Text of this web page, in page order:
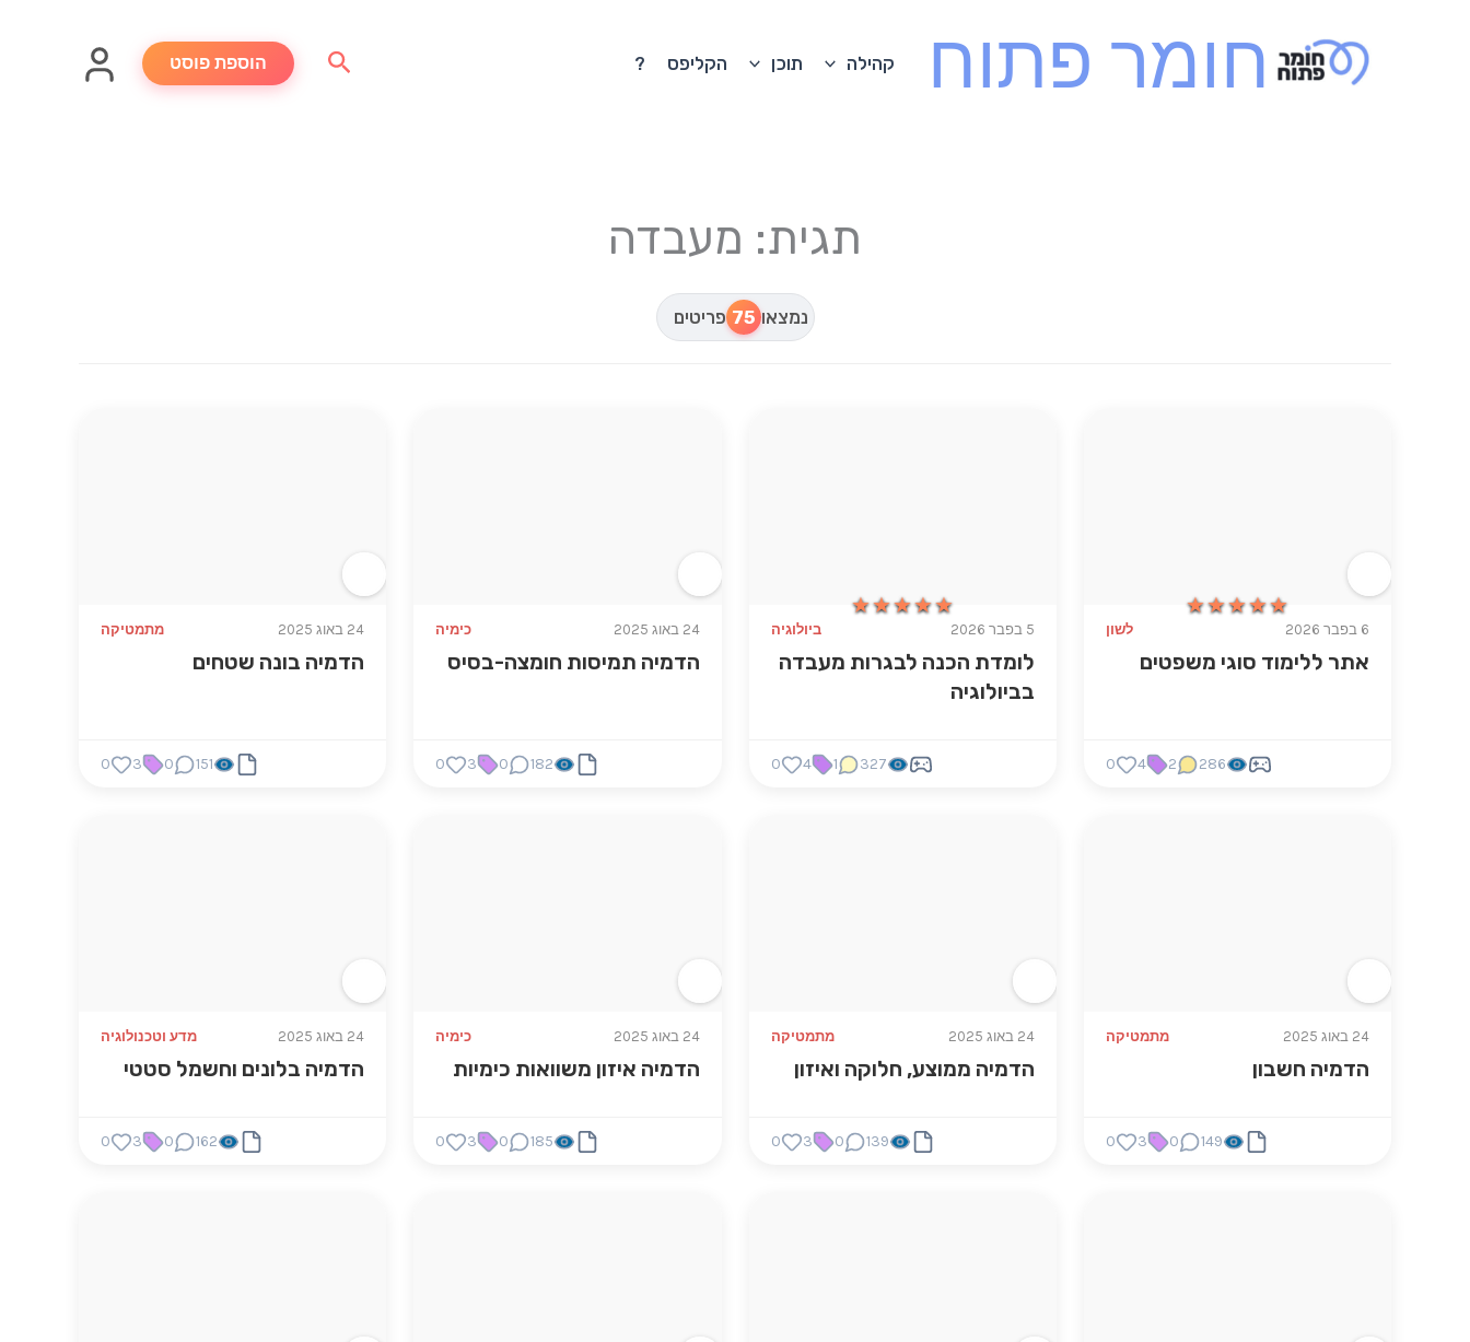
חומר פתוח קהילה תוכן הקליפס ? חיפוש הוספת פוסט
תגית: מעבדה
נמצאו 75 פריטים
★★★★★
★★★★★
6 בפבר 2026 לשון
אתר ללימוד סוגי משפטים
286
2
4
0
★★★★★
★★★★★
5 בפבר 2026 ביולוגיה
לומדת הכנה לבגרות מעבדה
בביולוגיה
327
1
4
0
24 באוג 2025 כימיה
הדמיה תמיסות חומצה-בסיס
182
0
3
0
24 באוג 2025 מתמטיקה
הדמיה בונה שטחים
151
0
3
0
24 באוג 2025 מתמטיקה
הדמיה חשבון
149
0
3
0
24 באוג 2025 מתמטיקה
הדמיה ממוצע, חלוקה ואיזון
139
0
3
0
24 באוג 2025 כימיה
הדמיה איזון משוואות כימיות
185
0
3
0
24 באוג 2025 מדע וטכנולוגיה
הדמיה בלונים וחשמל סטטי
162
0
3
0